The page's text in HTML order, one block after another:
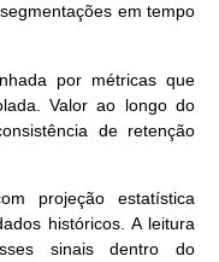
em tempo
por métricas que
Valor ao longo do
de retenção
projeção estatística
históricos.A leitura
sinaisdentro do